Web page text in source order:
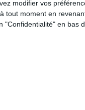
modifier vos
tout moment en
"Confidentialité" en bas